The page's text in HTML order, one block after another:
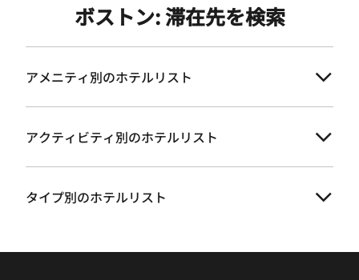
ボストン: 滞在先を検索
アメニティ別のホテルリスト
アクティビティ別のホテルリスト
タイプ別のホテルリスト